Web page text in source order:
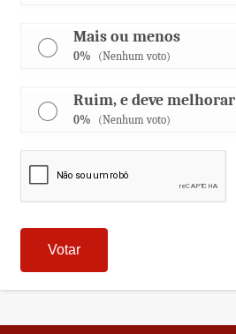
Mais ou menos
0% (Nenhum voto)
Ruim, e deve melhorar
0% (Nenhum voto)